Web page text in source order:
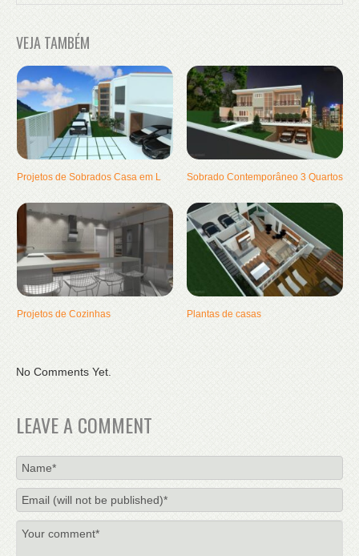
VEJA TAMBÉM
Projetos de Sobrados Casa em L Sobrado Contemporâneo 3 Quartos
Projetos de Cozinhas Plantas de casas
No Comments Yet.
LEAVE A COMMENT